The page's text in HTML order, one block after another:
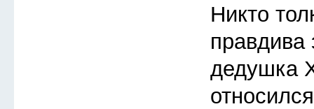
Никто
правдива
дедушка